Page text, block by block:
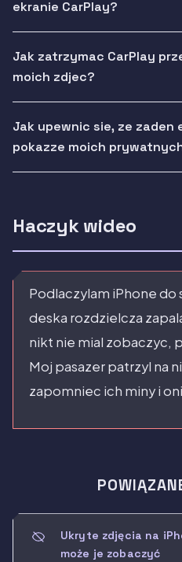
ekranie CarPlay?
Jak zatrzymac CarPlay
moich zdjec?
Jak upewnic sie, ze zaden
pokazze moich
Haczyk wideo
Podlaczylam iPhone do
deska rozdzielcza
nikt nie mial zobaczyc,
Moj pasazer patrzyl na
zapomniec ich miny i
Ukryte zdjęcia na
może je zobaczyć